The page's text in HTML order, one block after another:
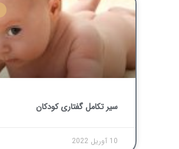
سیر تکامل گفتاری کودکان
10 آوریل 2022